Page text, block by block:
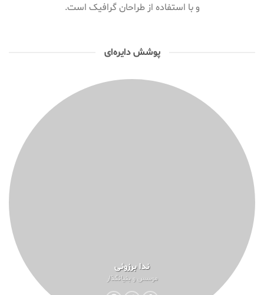
و با استفاده از طراحان گرافیک است.
پوشش دایره‌ای
ندا برزوئی
موسس و بنیانگذار